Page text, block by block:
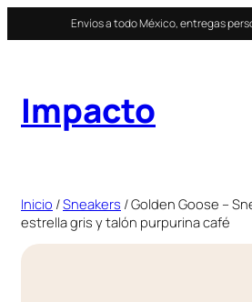
al
Envíos a todo México, entregas
Impacto
Inicio /Sneakers / Golden Goose –
estrella gris y talón purpurina café